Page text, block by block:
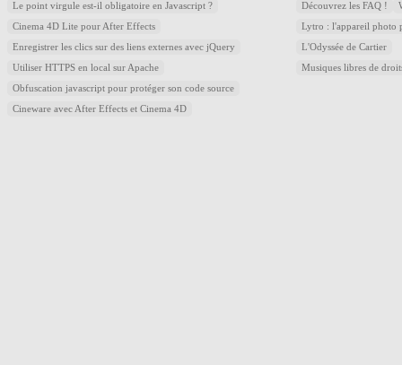
Le point virgule est-il obligatoire en Javascript ?
Cinema 4D Lite pour After Effects
Enregistrer les clics sur des liens externes avec jQuery
Utiliser HTTPS en local sur Apache
Obfuscation javascript pour protéger son code source
Cineware avec After Effects et Cinema 4D
Découvrez les FAQ !
Lytro : l'appareil photo
L'Odyssée de Cartier
Musiques libres de